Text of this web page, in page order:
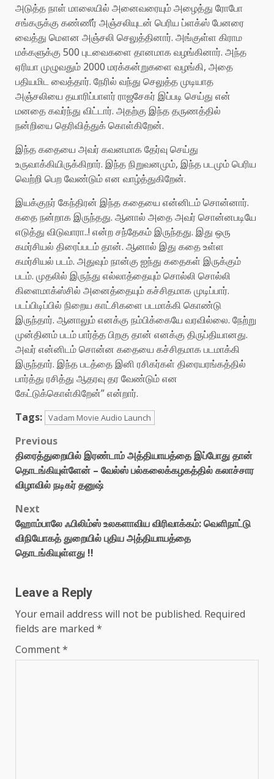
அடுத்த நாள் மாலையில் அனைவரையும் அழைத்து ரோபோ
சங்கருக்கு கண்ணீர் அஞ்சலியுடன் பெரிய ப்ளக்ஸ் பேனரை
வைத்து மௌன அஞ்சலி செலுத்தினார். அங்குள்ள கிராம
மக்களுக்கு 500 புடவைகளை தானமாக வழங்கினார். அந்த
ஏரியா முழுவதும் 2000 மரக்கன்றுகளை வழங்கி, அதை
பதியமிட வைத்தார். நேரில் வந்து செலுத்த முடியாத
அஞ்சலியை தயாரிப்பாளர் ராஜசேகர் இப்படி செய்து என்
மனதை கவர்ந்து விட்டார். அதற்கு இந்த தருணத்தில்
நன்றியை தெரிவித்துக் கொள்கிறேன்.
இந்த கதையை அவர் கவனமாக தேர்வு செய்து
உருவாக்கியிருக்கிறார். இந்த நிறுவனமும், இந்த படமும் பெரிய
வெற்றி பெற வேண்டும் என வாழ்த்துகிறேன்.
இயக்குநர் கேந்திரன் இந்த கதையை என்னிடம் சொன்னார்.
கதை நன்றாக இருந்தது. ஆனால் அதை அவர் சொன்னபடியே
எடுத்து விடுவாரா..! என்ற சந்தேகம் இருந்தது. இது ஒரு
கமர்சியல் திரைப்படம் தான். ஆனால் இது கதை உள்ள
கமர்சியல் படம். அதுவும் நான்கு ஐந்து கதைகள் இருக்கும்
படம். முதலில் இருந்து எல்லாத்தையும் சொல்லி சொல்லி
கிளைமாக்ஸ்சில் அனைத்தையும் கச்சிதமாக முடிப்பார்.
படப்பிடிப்பில் நிறைய காட்சிகளை படமாக்கி கொண்டு
இருந்தார். ஆனாலும் எனக்கு நம்பிக்கையே வரவில்லை. நேற்று
முன்தினம் படம் பார்த்த பிறகு தான் எனக்கு திருப்தியானது.
அவர் என்னிடம் சொன்ன கதையை கச்சிதமாக படமாக்கி
இருந்தார். இந்த படத்தை இனி ரசிகர்கள் திரையரங்கத்தில்
பார்த்து ரசித்து ஆதரவு தர வேண்டும் என
கேட்டுக்கொள்கிறேன்” என்றார்.
Tags: Vadam Movie Audio Launch
Post
navigation
Previous
திரைத்துறையில் இரண்டாம் அத்தியாயத்தை இப்போது தான்
தொடங்கியுள்ளேன் – வேல்ஸ் பல்கலைக்கழகத்தில் கலாச்சார
விழாவில் நடிகர் தனுஷ்
Next
ஹோம்பாலே ஃபிலிம்ஸ் உலகளாவிய விரிவாக்கம்: வெளிநாட்டு
விநியோகத் துறையில் புதிய அத்தியாயத்தை
தொடங்கியுள்ளது !!
Leave a Reply
Your email address will not be published. Required
fields are marked *
Comment*